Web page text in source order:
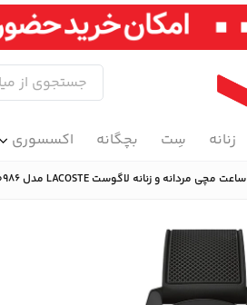
زنانه سِت بچگانه اکسسوری
ساعت مچی مردانه و زنانه لاگوست LACOSTE مدل 2010986